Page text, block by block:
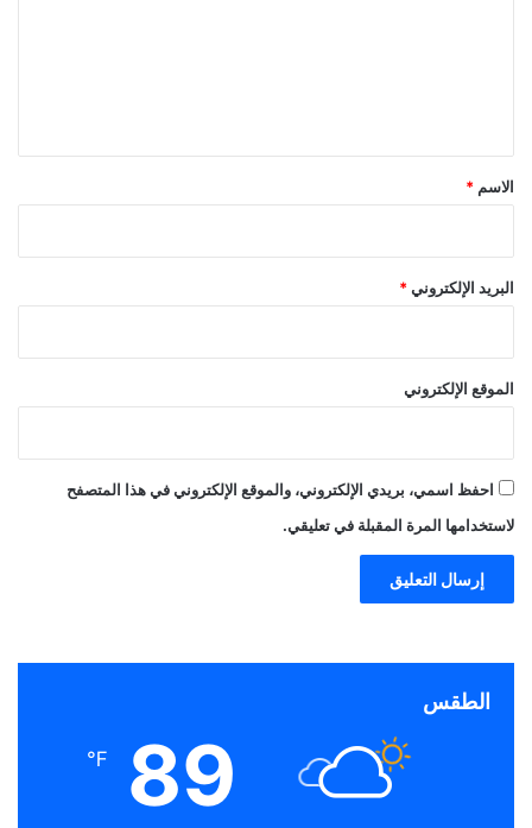
*
الاسم *
البريد الإلكتروني *
الموقع الإلكتروني
احفظ اسمي، بريدي الإلكتروني، والموقع الإلكتروني في هذا المتصفح
لاستخدامها المرة المقبلة في تعليقي.
الطقس
89
℉